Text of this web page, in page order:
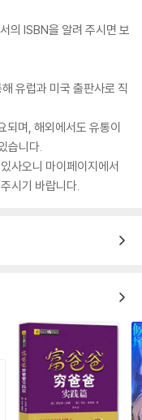
의 ISBN을 알려 주시면 보
유럽과 미국 출판사로 직
되며, 해외에서도 유통이
습니다.
사오니 마이페이지에서
시기 바랍니다.